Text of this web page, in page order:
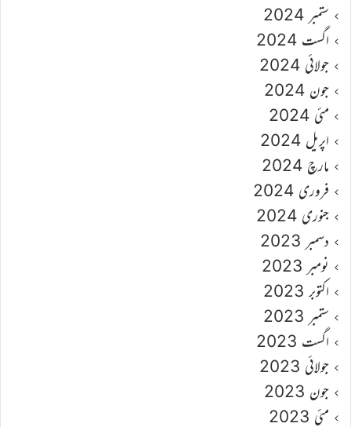
ستمبر 2024
اگست 2024
جولائی 2024
جون 2024
مئی 2024
اپریل 2024
مارچ 2024
فروری 2024
جنوری 2024
دسمبر 2023
نومبر 2023
اکتوبر 2023
ستمبر 2023
اگست 2023
جولائی 2023
جون 2023
مئی 2023